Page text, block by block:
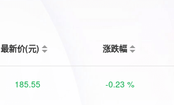
最新价(元) 涨跌幅
185.55 -0.23 %